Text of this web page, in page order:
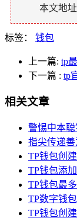
本文地址
标签： 钱包
上一篇: tp
下一篇 : tp
相关文章
警惕中本
指尖传递
TP钱包创
TP钱包添
TP钱包最
TP数字钱
TP钱包创